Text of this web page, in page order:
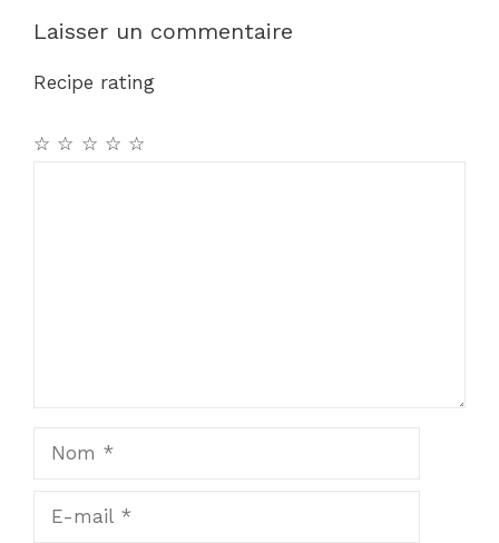
Laisser un commentaire
Recipe rating
☆
☆
☆
☆
☆
mail